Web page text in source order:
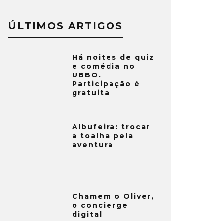
ÚLTIMOS ARTIGOS
Há noites de quiz
e comédia no
UBBO.
Participação é
gratuita
Albufeira: trocar
a toalha pela
aventura
Chamem o Oliver,
o concierge
digital